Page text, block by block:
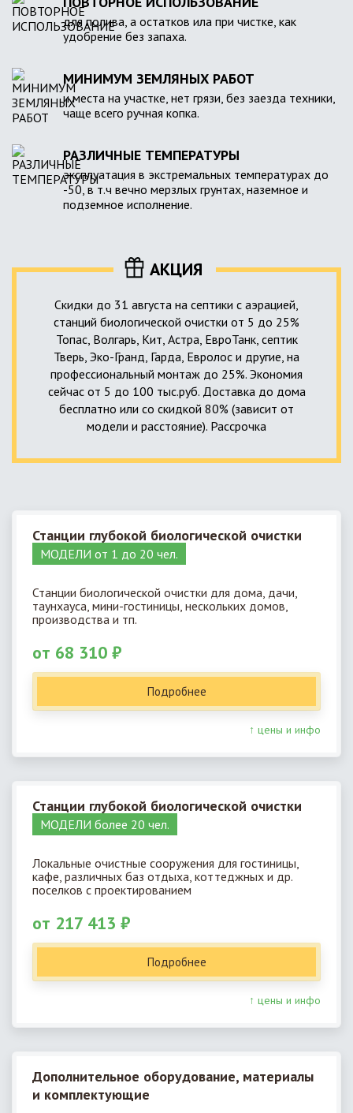
для полива, а остатков ила при чистке, как
удобрение без запаха.
МИНИМУМ ЗЕМЛЯНЫХ РАБОТ
и места на участке, нет грязи, без заезда техники,
чаще всего ручная копка.
РАЗЛИЧНЫЕ ТЕМПЕРАТУРЫ
эксплуатация в экстремальных температурах до
-50, в т.ч вечно мерзлых грунтах, наземное и
подземное исполнение.
АКЦИЯ
Скидки до 31 августа на септики с аэрацией,
станций биологической очистки от 5 до 25%
Топас, Волгарь, Кит, Астра, ЕвроТанк, септик
Тверь, Эко-Гранд, Гарда, Евролос и другие, на
профессиональный монтаж до 25%. Экономия
сейчас от 5 до 100 тыс.руб. Доставка до дома
бесплатно или со скидкой 80% (зависит от
модели и расстояние). Рассрочка
Станции глубокой биологической очистки
МОДЕЛИ от 1 до 20 чел.
Станции биологической очистки для дома, дачи,
таунхауса, мини-гостиницы, нескольких домов,
производства и тп.
от 68 310 ₽
Подробнее
↑ цены и инфо
Станции глубокой биологической очистки
МОДЕЛИ более 20 чел.
Локальные очистные сооружения для гостиницы,
кафе, различных баз отдыха, коттеджных и др.
поселков с проектированием
от 217 413 ₽
Подробнее
↑ цены и инфо
Дополнительное оборудование, материалы
и комплектующие